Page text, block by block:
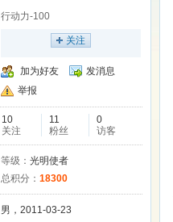
行动力-100
关注
加为好友
发消息
举报
10
关注
11
粉丝
0
访客
等级： 光明使者
总积分： 18300
男，2011-03-23